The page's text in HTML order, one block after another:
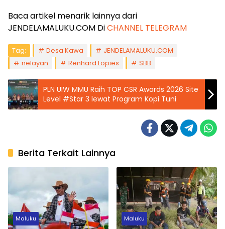
Baca artikel menarik lainnya dari
JENDELAMALUKU.COM DiCHANNEL TELEGRAM
Tag: Desa Kawa
JENDELAMALUKU.COM
nelayan
Renhard Lopies SBB
PLN UIW MMU Raih TOP CSR Awards 2026 Site
Level #Star 3 lewat Program Kopi Tuni
Berita Terkait Lainnya
Maluku Maluku